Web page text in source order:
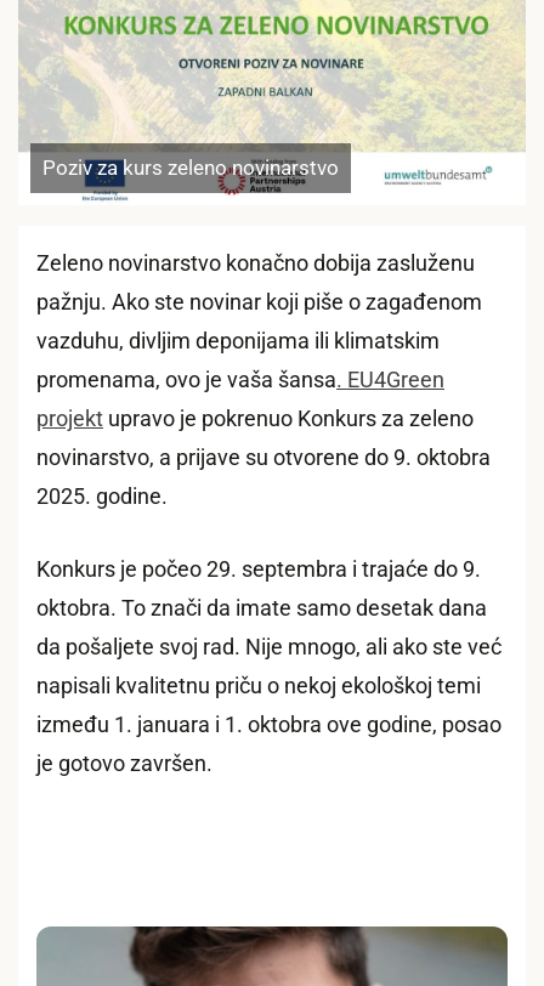
Poziv za kurs zeleno novinarstvo
Zeleno novinarstvo konačno dobija zasluženu
pažnju. Ako ste novinar koji piše o zagađenom
vazduhu, divljim deponijama ili klimatskim
promenama, ovo je vaša šansa. EU4Green
projekt upravo je pokrenuo Konkurs za zeleno
novinarstvo, a prijave su otvorene do 9. oktobra
2025. godine.
Konkurs je počeo 29. septembra i trajaće do 9.
oktobra. To znači da imate samo desetak dana
da pošaljete svoj rad. Nije mnogo, ali ako ste već
napisali kvalitetnu priču o nekoj ekološkoj temi
između 1. januara i 1. oktobra ove godine, posao
je gotovo završen.